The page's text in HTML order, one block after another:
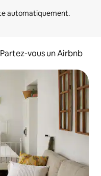
Partez-vous un Airbnb